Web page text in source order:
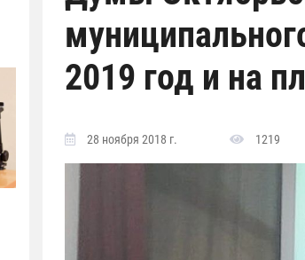
2019 год и на
28 ноября 2018 г. 1219